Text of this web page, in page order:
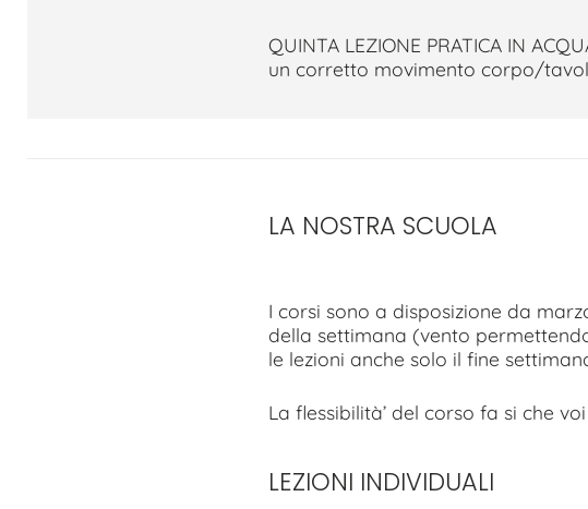
QUINTA LEZIONE PRATICA IN
un corretto movimento corpo/
LA NOSTRA SCUOLA
I corsi sono a disposizione da
della settimana (vento
le lezioni anche solo il fine
La flessibilità’ del corso fa si che
LEZIONI INDIVIDUALI